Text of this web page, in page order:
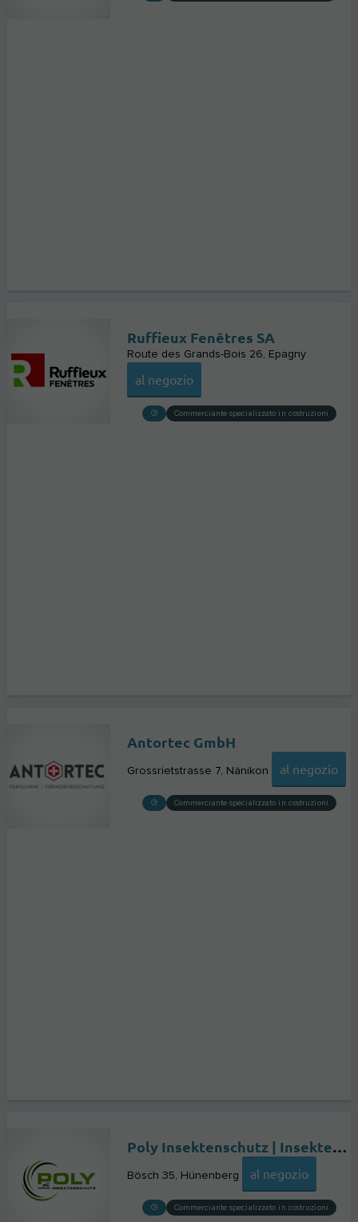
Ruffieux Fenêtres SA
Route des Grands-Bois 26 Epagny
al negozio
Commerciante specializzato in costruzioni
Antortec GmbH
Grossrietstrasse 7 Nänikon al negozio
Commerciante specializzato in costruzioni
Poly Insektenschutz | Insektenschutz Zentralschweiz
Bösch 35 Hünenberg al negozio
Commerciante specializzato in costruzioni